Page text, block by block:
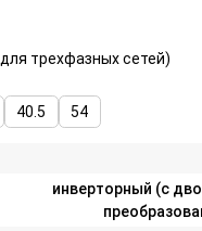
трехфазных сетей)
40.5 54
инверторный (с